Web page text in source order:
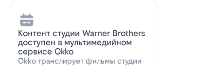
Контент студии Warner Brothers
доступен в мультимедийном
сервисе Okko
Okko транслирует фильмы студии